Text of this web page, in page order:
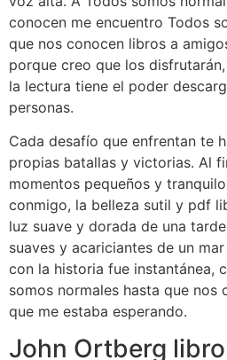
conocen me encuentro Todos
que nos conocen libros a
porque creo que los
la lectura tiene el poder
personas.
Cada desafío que enfrentan te
propias batallas y victorias. Al
momentos pequeños y
conmigo, la belleza sutil y pdf
luz suave y dorada de una
suaves y acariciantes de un
con la historia fue instantánea,
somos normales hasta que nos
que me estaba esperando.
John Ortberg